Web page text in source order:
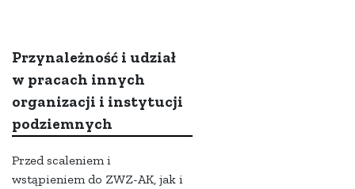
Przynależność i udział
w pracach innych
organizacji i instytucji
podziemnych
Przed scaleniem i
wstąpieniem do ZWZ-AK, jak i